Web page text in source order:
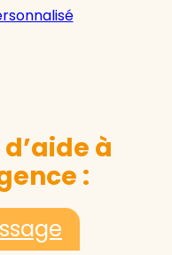
à
: